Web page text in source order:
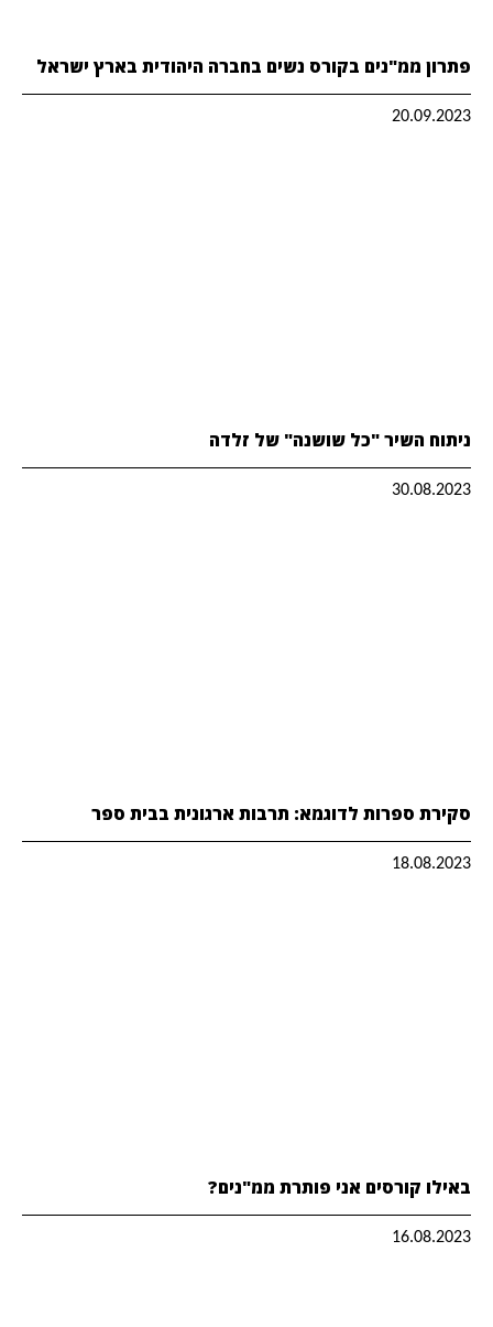
פתרון ממ"נים בקורס נשים בחברה היהודית בארץ ישראל
20.09.2023
ניתוח השיר "כל שושנה" של זלדה
30.08.2023
סקירת ספרות לדוגמא: תרבות ארגונית בבית ספר
18.08.2023
באילו קורסים אני פותרת ממ"נים?
16.08.2023